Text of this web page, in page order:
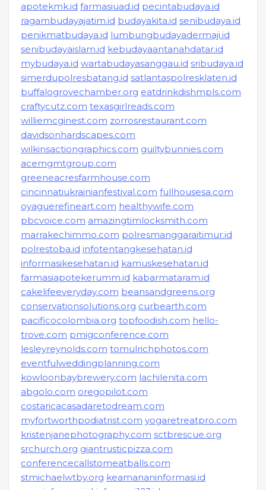
apotekmk.id farmasiuad.id pecintabudaya.id
ragambudayajatim.id budayakita.id senibudaya.id
penikmatbudaya.id lumbungbudayadermaji.id
senibudayaislam.id kebudayaantanahdatar.id
mybudaya.id wartabudayasanggau.id sribudaya.id
simerdupolresbatang.id satlantaspolresklaten.id
buffalogrovechamber.org eatdrinkdishmpls.com
craftycutz.com texasgirlreads.com
williemcginest.com zorrosrestaurant.com
davidsonhardscapes.com
wilkinsactiongraphics.com guiltybunnies.com
acemgmtgroup.com
greeneacresfarmhouse.com
cincinnatiukrainianfestival.com fullhousesa.com
oyaguerefineart.com healthywife.com
pbcvoice.com amazingtimlocksmith.com
marrakechimmo.com polresmanggaraitimur.id
polrestoba.id infotentangkesehatan.id
informasikesehatan.id kamuskesehatan.id
farmasiapotekerumm.id kabarmataram.id
cakelifeeveryday.com beansandgreens.org
conservationsolutions.org curbearth.com
pacificocolombia.org topfoodish.com hello-
trove.com pmigconference.com
lesleyreynolds.com tomulrichphotos.com
eventfulweddingplanning.com
kowloonbaybrewery.com lachilenita.com
abgolo.com oregopilot.com
costaricacasadaretodream.com
myfortworthpodiatrist.com yogaretreatpro.com
kristenjanephotography.com sctbrescue.org
srchurch.org giantrusticpizza.com
conferencecallstomeatballs.com
stmichaelwtby.org keamananinformasi.id